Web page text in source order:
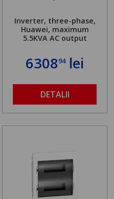
Inverter, three-phase,
Huawei, maximum
5.5KVA AC output
630894lei
DETALII